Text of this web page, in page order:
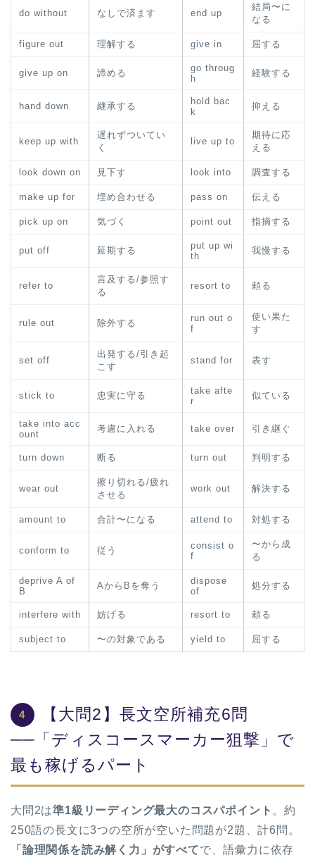
do without なしで済ます end up
結局〜に
なる
figure out 理解する give in 屈する
give up on 諦める
go throug
h
経験する
hand down 継承する
hold bac
k
抑える
keep up with
遅れずついてい
く
live up to
期待に応
える
look down on 見下す look into 調査する
make up for 埋め合わせる pass on 伝える
pick up on 気づく point out 指摘する
put off 延期する
put up wi
th
我慢する
refer to
言及する/参照す
る
resort to 頼る
rule out 除外する
run out o
f
使い果た
す
set off
出発する/引き起
こす
stand for 表す
stick to 忠実に守る
take afte
r
似ている
take into acc
ount
考慮に入れる take over 引き継ぐ
turn down 断る turn out 判明する
wear out
擦り切れる/疲れ
させる
work out 解決する
amount to 合計〜になる attend to 対処する
conform to 従う
consist o
f
〜から成
る
deprive A of
B
AからBを奪う
dispose
of
処分する
interfere with 妨げる resort to 頼る
subject to 〜の対象である yield to 屈する
4
【大問2】長文空所補充6問
──「ディスコースマーカー狙撃」で
最も稼げるパート
大問2は準1級リーディング最大のコスパポイント 。約
250語の長文に3つの空所が空いた問題が2題、計6問。
「論理関係を読み解く力」がすべてで、語彙力に依存